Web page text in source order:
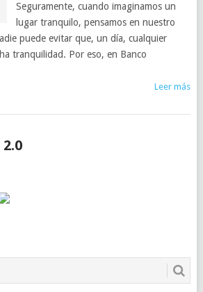
Seguramente, cuando imaginamos un
lugar tranquilo, pensamos en nuestro
puede evitar que, un día, cualquier
tranquilidad. Por eso, en Banco
Leer más
2.0